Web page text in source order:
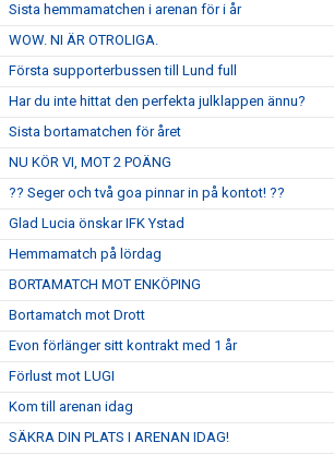
Sista hemmamatchen i arenan för i år
WOW. NI ÄR OTROLIGA.
Första supporterbussen till Lund full
Har du inte hittat den perfekta julklappen ännu?
Sista bortamatchen för året
NU KÖR VI, MOT 2 POÄNG
?? Seger och två goa pinnar in på kontot! ??
Glad Lucia önskar IFK Ystad
Hemmamatch på lördag
BORTAMATCH MOT ENKÖPING
Bortamatch mot Drott
Evon förlänger sitt kontrakt med 1 år
Förlust mot LUGI
Kom till arenan idag
SÄKRA DIN PLATS I ARENAN IDAG!